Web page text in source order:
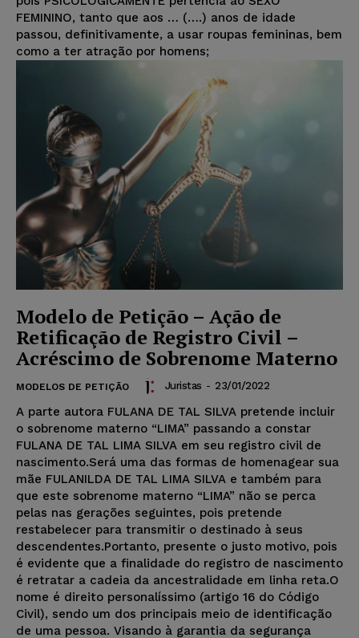
FEMININO, tanto que aos … (….) anos de idade
passou, definitivamente, a usar roupas femininas, bem
como a ter atração por homens;
Modelo de Petição – Ação de
Retificação de Registro Civil –
Acréscimo de Sobrenome Materno
MODELOS DE PETIÇÃO Juristas - 23/01/2022
A parte autora FULANA DE TAL SILVA pretende incluir
o sobrenome materno “LIMA” passando a constar
FULANA DE TAL LIMA SILVA em seu registro civil de
nascimento.Será uma das formas de homenagear sua
mãe FULANILDA DE TAL LIMA SILVA e também para
que este sobrenome materno “LIMA” não se perca
pelas nas gerações seguintes, pois pretende
restabelecer para transmitir o destinado à seus
descendentes.Portanto, presente o justo motivo, pois
é evidente que a finalidade do registro de nascimento
é retratar a cadeia da ancestralidade em linha reta.O
nome é direito personalíssimo (artigo 16 do Código
Civil), sendo um dos principais meio de identificação
de uma pessoa. Visando à garantia da segurança